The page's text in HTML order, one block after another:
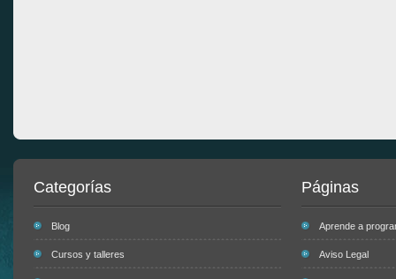
Categorías
Blog
Cursos y talleres
Páginas
Aprende a
Aviso Legal